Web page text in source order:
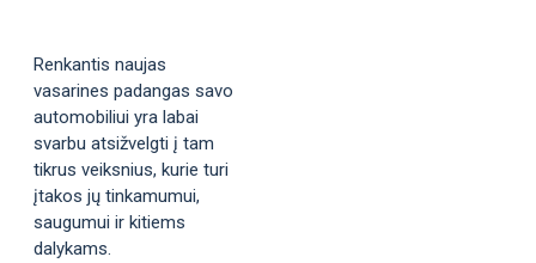
Renkantis naujas
vasarines padangas savo
automobiliui yra labai
svarbu atsižvelgti į tam
tikrus veiksnius, kurie turi
įtakos jų tinkamumui,
saugumui ir kitiems
dalykams.